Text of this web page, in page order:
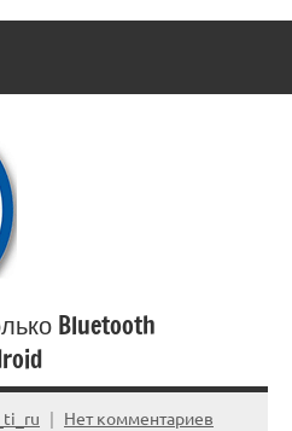
Bluetooth
Нет комментариев